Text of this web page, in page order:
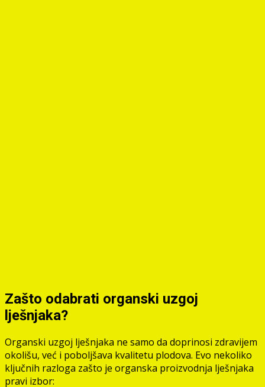
Zašto odabrati organski uzgoj
lješnjaka?
Organski uzgoj lješnjaka ne samo da doprinosi zdravijem
okolišu, već i poboljšava kvalitetu plodova. Evo nekoliko
ključnih razloga zašto je organska proizvodnja lješnjaka
pravi izbor: